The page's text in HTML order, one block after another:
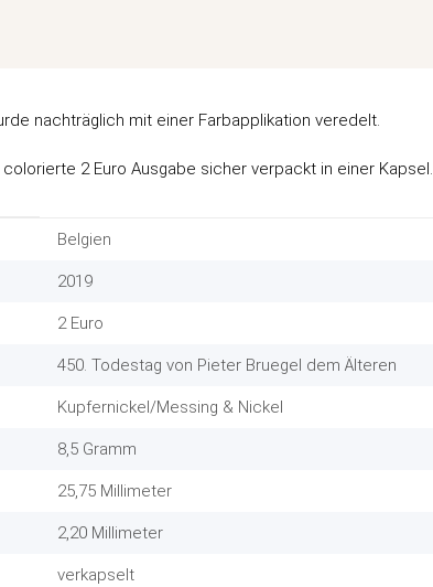
nachträglich mit einer Farbapplikation veredelt.
2 Euro Ausgabe sicher verpackt in einer Kapsel.
Belgien
2019
2 Euro
450. Todestag von Pieter Bruegel dem Älteren
Kupfernickel/Messing & Nickel
8,5 Gramm
25,75 Millimeter
2,20 Millimeter
verkapselt